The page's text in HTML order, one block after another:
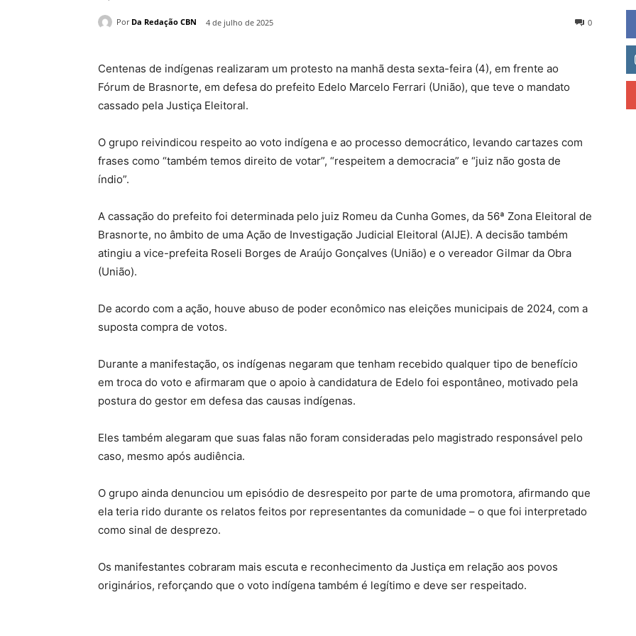
Por Da Redação CBN 4 de julho de 2025 0
Centenas de indígenas realizaram um protesto na manhã desta sexta-feira (4), em frente ao
Fórum de Brasnorte, em defesa do prefeito Edelo Marcelo Ferrari (União), que teve o mandato
cassado pela Justiça Eleitoral.
O grupo reivindicou respeito ao voto indígena e ao processo democrático, levando cartazes com
frases como “também temos direito de votar”, “respeitem a democracia” e “juiz não gosta de
índio”.
A cassação do prefeito foi determinada pelo juiz Romeu da Cunha Gomes, da 56ª Zona Eleitoral de
Brasnorte, no âmbito de uma Ação de Investigação Judicial Eleitoral (AIJE). A decisão também
atingiu a vice-prefeita Roseli Borges de Araújo Gonçalves (União) e o vereador Gilmar da Obra
(União).
De acordo com a ação, houve abuso de poder econômico nas eleições municipais de 2024, com a
suposta compra de votos.
Durante a manifestação, os indígenas negaram que tenham recebido qualquer tipo de benefício
em troca do voto e afirmaram que o apoio à candidatura de Edelo foi espontâneo, motivado pela
postura do gestor em defesa das causas indígenas.
Eles também alegaram que suas falas não foram consideradas pelo magistrado responsável pelo
caso, mesmo após audiência.
O grupo ainda denunciou um episódio de desrespeito por parte de uma promotora, afirmando que
ela teria rido durante os relatos feitos por representantes da comunidade – o que foi interpretado
como sinal de desprezo.
Os manifestantes cobraram mais escuta e reconhecimento da Justiça em relação aos povos
originários, reforçando que o voto indígena também é legítimo e deve ser respeitado.